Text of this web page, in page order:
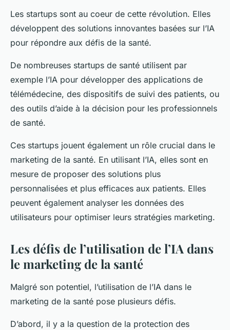
Les startups sont au coeur de cette révolution. Elles
développent des solutions innovantes basées sur l’IA
pour répondre aux défis de la santé.
De nombreuses startups de santé utilisent par
exemple l’IA pour développer des applications de
télémédecine, des dispositifs de suivi des patients, ou
des outils d’aide à la décision pour les professionnels
de santé.
Ces startups jouent également un rôle crucial dans le
marketing de la santé. En utilisant l’IA, elles sont en
mesure de proposer des solutions plus
personnalisées et plus efficaces aux patients. Elles
peuvent également analyser les données des
utilisateurs pour optimiser leurs stratégies marketing.
Les défis de l’utilisation de l’IA dans
le marketing de la santé
Malgré son potentiel, l’utilisation de l’IA dans le
marketing de la santé pose plusieurs défis.
D’abord, il y a la question de la protection des